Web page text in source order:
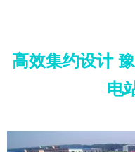
高效集约设计
电